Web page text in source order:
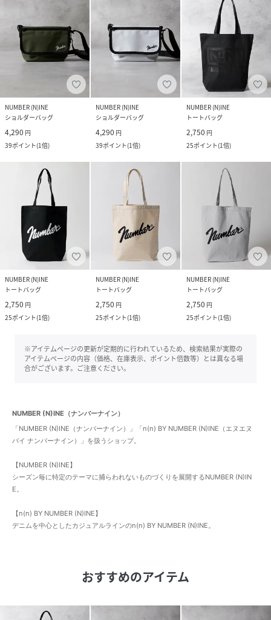
NUMBER (N)INE
ショルダーバッグ
4,290 円
39ポイント(1倍)
NUMBER (N)INE
ショルダーバッグ
4,290 円
39ポイント(1倍)
NUMBER (N)INE
トートバッグ
2,750 円
25ポイント(1倍)
NUMBER (N)INE
トートバッグ
2,750 円
25ポイント(1倍)
NUMBER (N)INE
トートバッグ
2,750 円
25ポイント(1倍)
NUMBER (N)INE
トートバッグ
2,750 円
25ポイント(1倍)
※アイテムページの更新が定期的に行われているため、検索結果が実際の
アイテムページの内容（価格、在庫表示、ポイント倍数等）とは異なる場
合がございます。ご注意ください。
NUMBER (N)INE（ナンバーナイン）
「NUMBER (N)INE（ナンバーナイン）」「n(n) BY NUMBER (N)INE（エヌエヌ
バイ ナンバーナイン）」を扱うショップ。
【NUMBER (N)INE】
シーズン毎に特定のテーマに捕らわれないものづくりを展開するNUMBER (N)IN
E。
【n(n) BY NUMBER (N)INE】
デニムを中心としたカジュアルラインのn(n) BY NUMBER (N)INE。
おすすめのアイテム